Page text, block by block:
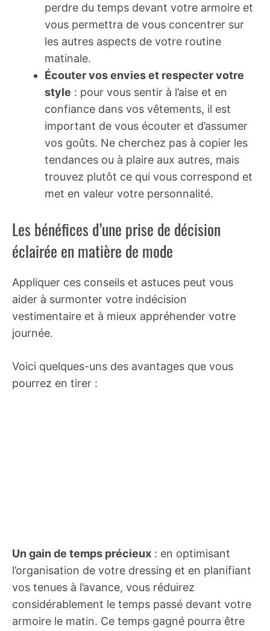
perdre du temps devant votre armoire et
vous permettra de vous concentrer sur
les autres aspects de votre routine
matinale.
Écouter vos envies et respecter votre
style : pour vous sentir à l’aise et en
confiance dans vos vêtements, il est
important de vous écouter et d’assumer
vos goûts. Ne cherchez pas à copier les
tendances ou à plaire aux autres, mais
trouvez plutôt ce qui vous correspond et
met en valeur votre personnalité.
Les bénéfices d’une prise de décision
éclairée en matière de mode
Appliquer ces conseils et astuces peut vous
aider à surmonter votre indécision
vestimentaire et à mieux appréhender votre
journée.
Voici quelques-uns des avantages que vous
pourrez en tirer :
Un gain de temps précieux : en optimisant
l’organisation de votre dressing et en planifiant
vos tenues à l’avance, vous réduirez
considérablement le temps passé devant votre
armoire le matin. Ce temps gagné pourra être